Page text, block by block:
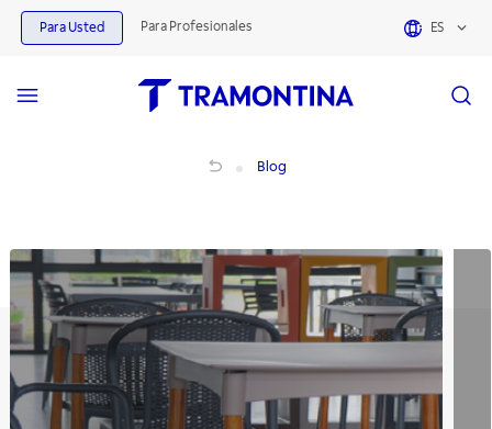
Para Usted Para Profesionales ES
Blog